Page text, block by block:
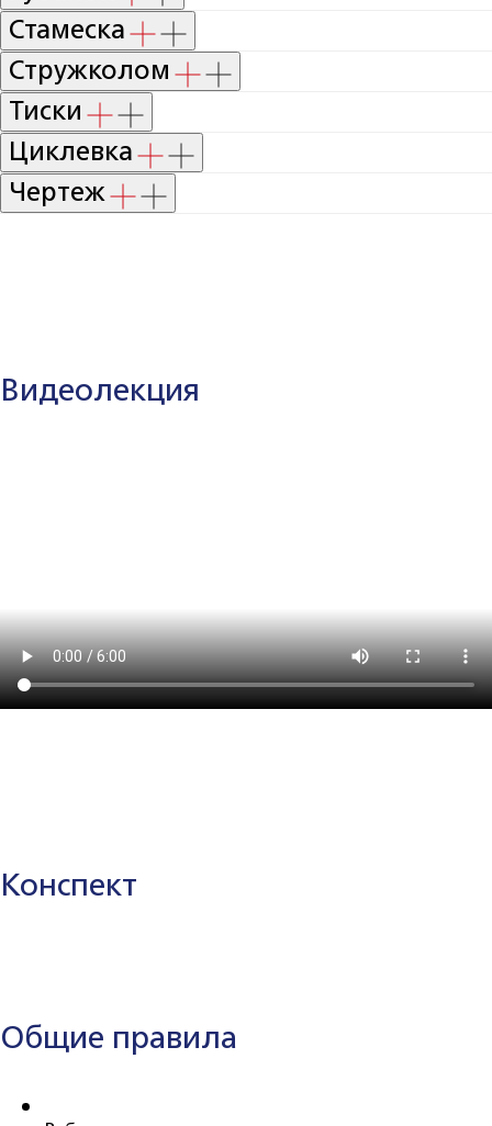
Стамеска
Стружколом
Тиски
Циклевка
Чертеж
Видеолекция
Конспект
Общие правила